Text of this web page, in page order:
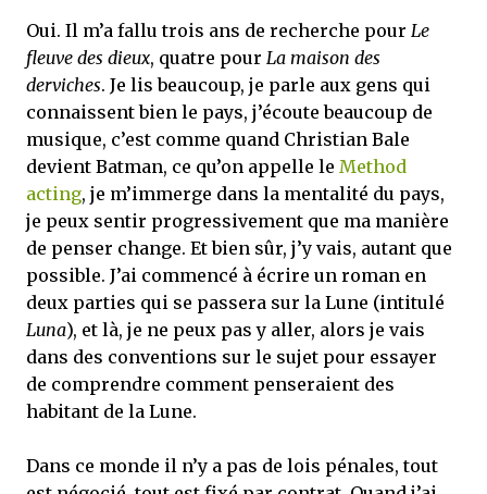
Oui. Il m’a fallu trois ans de recherche pour Le
fleuve des dieux, quatre pour La maison des
derviches. Je lis beaucoup, je parle aux gens qui
connaissent bien le pays, j’écoute beaucoup de
musique, c’est comme quand Christian Bale
devient Batman, ce qu’on appelle le Method
acting, je m’immerge dans la mentalité du pays,
je peux sentir progressivement que ma manière
de penser change. Et bien sûr, j’y vais, autant que
possible. J’ai commencé à écrire un roman en
deux parties qui se passera sur la Lune (intitulé
Luna), et là, je ne peux pas y aller, alors je vais
dans des conventions sur le sujet pour essayer
de comprendre comment penseraient des
habitant de la Lune.
Dans ce monde il n’y a pas de lois pénales, tout